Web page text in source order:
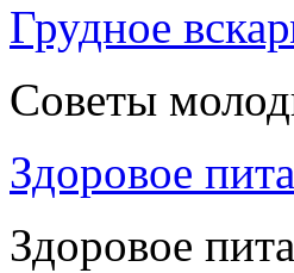
Грудное
Советы
Здоровое
Здоровое